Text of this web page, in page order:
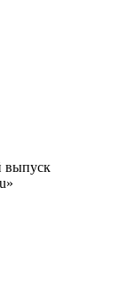
выпуск